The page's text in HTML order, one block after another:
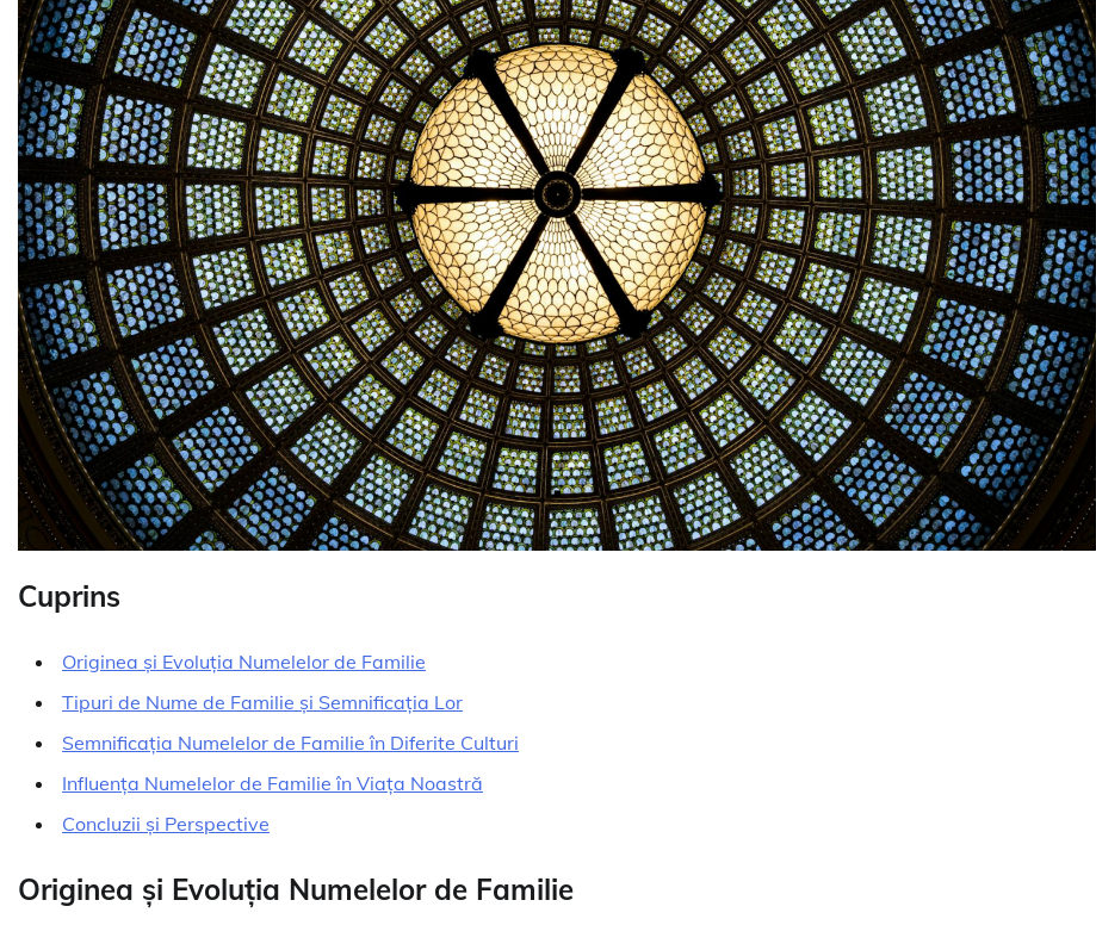
Cuprins
Originea și Evoluția Numelelor de Familie
Tipuri de Nume de Familie și Semnificația Lor
Semnificația Numelelor de Familie în Diferite Culturi
Influența Numelelor de Familie în Viața Noastră
Concluzii și Perspective
Originea și Evoluția Numelelor de Familie